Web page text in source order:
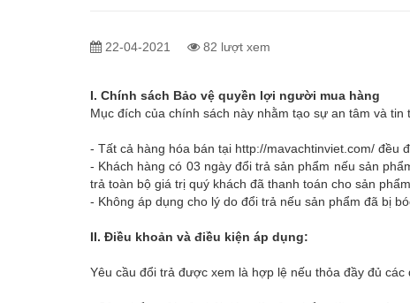
22-04-2021 82 lượt xem
I. Chính sách Bảo vệ quyền lợi người mua hàng
Mục đích của chính sách này nhằm tạo sự an tâm và
- Tất cả hàng hóa bán tại http://mavachtinviet.com/ đều
- Khách hàng có 03 ngày đổi trả sản phẩm nếu sản
trả toàn bộ giá trị quý khách đã thanh toán cho sản phẩm.
- Không áp dụng cho lý do đổi trả nếu sản phẩm đã bị
II. Điều khoản và điều kiện áp dụng:
Yêu cầu đổi trả được xem là hợp lệ nếu thỏa đầy đủ các